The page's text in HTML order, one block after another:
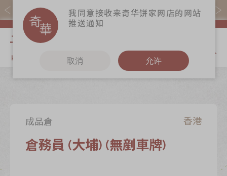
易赏钱会员凭推广码购买现货产品可赚易赏钱($5=1分)
关于奇华
最新推广
分店网络
商务销售
奇华饼食
嫁喜礼饼
更多
奇华工作坊
奇华茶室
成品倉 香港
倉務員 (大埔) (無剷車牌)
我同意接收来奇华饼家网店的网站
推送通知
取消 允许